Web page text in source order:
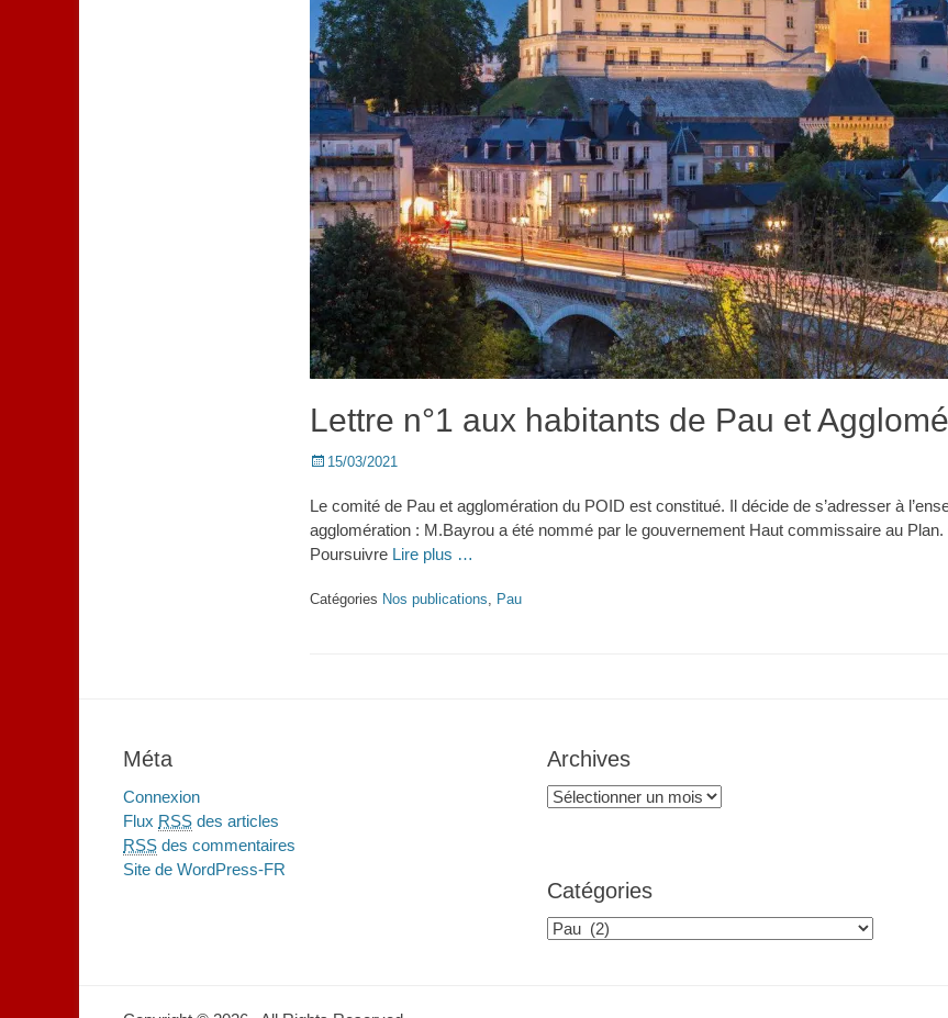
Lettre n°1 aux habitants de Pau et
Posted
15/03/2021
Le comité de Pau et agglomération du POID est constitué. Il décide de s’adresser à
agglomération : M.Bayrou a été nommé par le gouvernement Haut commissaire au
Poursuivre Lire plus …
Catégories Nos publications, Pau
Méta
Connexion
Flux RSS des articles
RSS des commentaires
Site de WordPress-FR
Archives
Archives
Catégories
Catégories